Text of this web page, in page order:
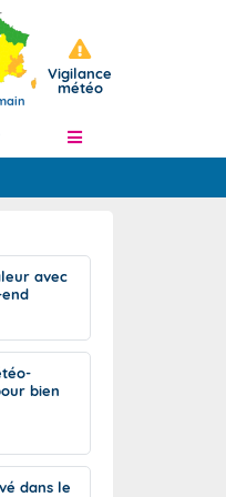
Vigilance
météo
J+2 à J+7
à l'échelle
avec
bien
dans le